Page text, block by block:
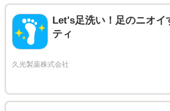
Let's足洗い！足のニオイ
ティ